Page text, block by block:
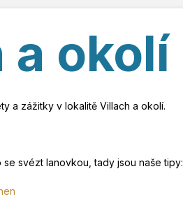
a okolí
a zážitky v lokalitě Villach a okolí.
svézt lanovkou, tady jsou naše tipy: